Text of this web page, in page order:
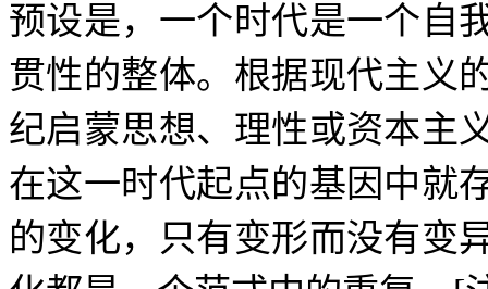
预设是，一个时代是一个自
贯性的整体。根据现代主义
纪启蒙思想、理性或资本主
在这一时代起点的基因中就
的变化，只有变形而没有变